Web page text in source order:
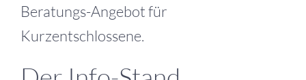
Beratungs-Angebot für
Kurzentschlossene.